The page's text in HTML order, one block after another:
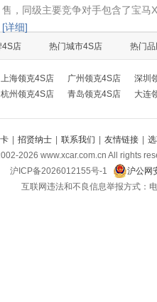
售，同级主要竞争对手包含了宝马
[详细]
4S店 热门城市4S店 热门
上海领克4S店 广州领克4S店
深圳
杭州领克4S店 青岛领克4S店 大连
| 招贤纳士 | 联系我们 | 友情链接 |
2026 www.xcar.com.cn All rights
沪ICP备2026012155号-1
沪公网
互联网违法和不良信息举报方式：